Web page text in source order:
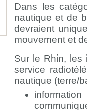
Dans les
nautique et de
devraient
mouvement et
Sur le Rhin, les
service
nautique (terre/